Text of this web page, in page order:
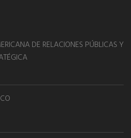
DE RELACIONES PÚBLICAS Y